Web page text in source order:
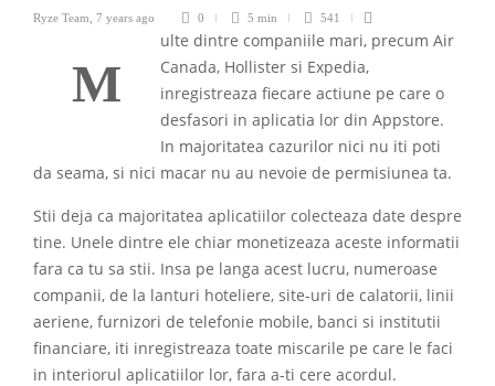
Ryze Team 7 years ago 0 5 min 541
M
ulte dintre companiile mari, precum Air
Canada, Hollister si Expedia,
inregistreaza fiecare actiune pe care o
desfasori in aplicatia lor din Appstore.
In majoritatea cazurilor nici nu iti poti
da seama, si nici macar nu au nevoie de permisiunea ta.
Stii deja ca majoritatea aplicatiilor colecteaza date despre
tine. Unele dintre ele chiar monetizeaza aceste informatii
fara ca tu sa stii. Insa pe langa acest lucru, numeroase
companii, de la lanturi hoteliere, site-uri de calatorii, linii
aeriene, furnizori de telefonie mobile, banci si institutii
financiare, iti inregistreaza toate miscarile pe care le faci
in interiorul aplicatiilor lor, fara a-ti cere acordul.